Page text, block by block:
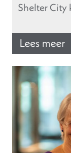
Shelter City
Lees meer